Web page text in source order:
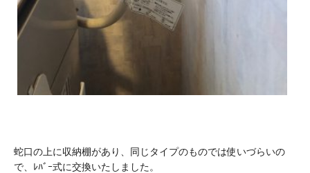
蛇口の上に収納棚があり、同じタイプのものでは使いづらいの
で、ﾚﾊﾞｰ式に交換いたしました。